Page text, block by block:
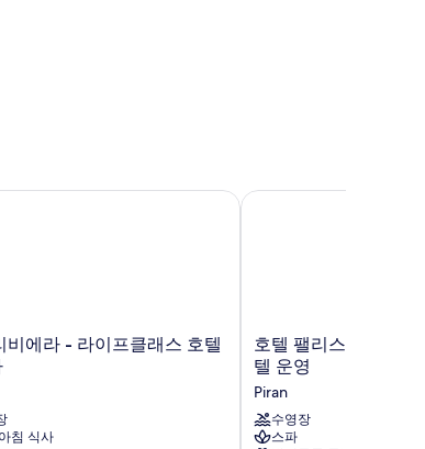
비에라 - 라이프클래스 호텔
침 식사
에라 - 라이프클래스 호텔 & 스파
호
텔
팰
리
스
포
호텔 팰리스 포르토
텔 운영
Piran
수영장
스파
호텔 팰리스 포르토로